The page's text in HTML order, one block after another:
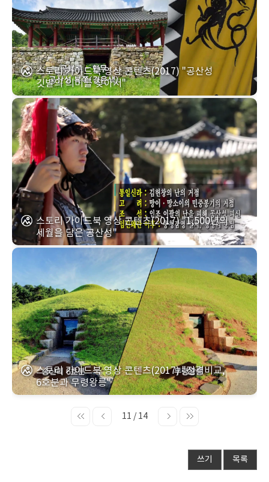
스토리 가이드북 영상 콘텐츠(2017) "공산성
깃발의 의미를 찾아서"
스토리 가이드북 영상 콘텐츠(2017) "1,500년의
세월을 담은 공산성"
스토리 가이드북 영상 콘텐츠(2017) "전격비교,
6호분과 무령왕릉"
11 / 14
쓰기 목록